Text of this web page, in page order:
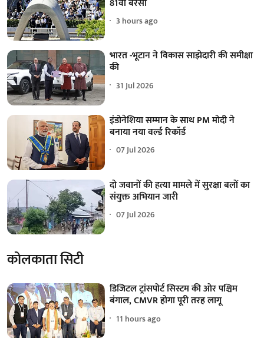
3 hours ago
भारत -भूटान ने विकास साझेदारी की समीक्षा
की
31 Jul 2026
इंडोनेशिया सम्मान के साथ PM मोदी ने
बनाया नया वर्ल्ड रिकॉर्ड
07 Jul 2026
दो जवानों की हत्या मामले में सुरक्षा बलों का
संयुक्त अभियान जारी
07 Jul 2026
कोलकाता सिटी
डिजिटल ट्रांसपोर्ट सिस्टम की ओर पश्चिम
बंगाल, CMVR होगा पूरी तरह लागू
11 hours ago